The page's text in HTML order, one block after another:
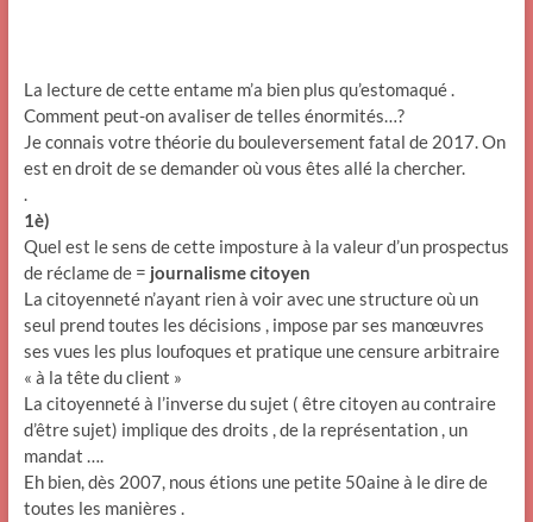
La lecture de cette entame m’a bien plus qu’estomaqué .
Comment peut-on avaliser de telles énormités…?
Je connais votre théorie du bouleversement fatal de 2017. On
est en droit de se demander où vous êtes allé la chercher.
.
1è)
Quel est le sens de cette imposture à la valeur d’un prospectus
de réclame de = journalisme citoyen
La citoyenneté n’ayant rien à voir avec une structure où un
seul prend toutes les décisions , impose par ses manœuvres
ses vues les plus loufoques et pratique une censure arbitraire
« à la tête du client »
La citoyenneté à l’inverse du sujet ( être citoyen au contraire
d’être sujet) implique des droits , de la représentation , un
mandat ….
Eh bien, dès 2007, nous étions une petite 50aine à le dire de
toutes les manières .